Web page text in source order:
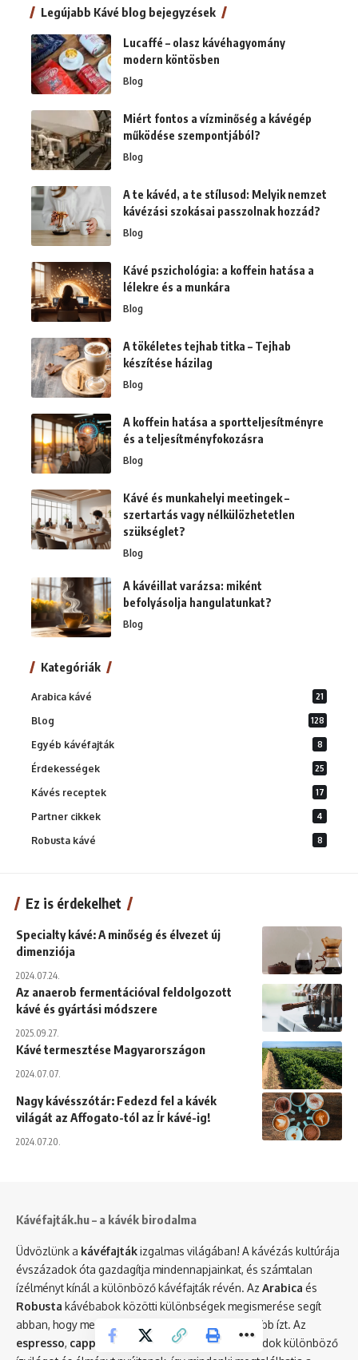
Legújabb Kávé blog bejegyzések
Lucaffé – olasz kávéhagyomány
modern köntösben
Blog
Miért fontos a vízminőség a kávégép
működése szempontjából?
Blog
A te kávéd, a te stílusod: Melyik nemzet
kávézási szokásai passzolnak hozzád?
Blog
Kávé pszichológia: a koffein hatása a
lélekre és a munkára
Blog
A tökéletes tejhab titka – Tejhab
készítése házilag
Blog
A koffein hatása a sportteljesítményre
és a teljesítményfokozásra
Blog
Kávé és munkahelyi meetingek –
szertartás vagy nélkülözhetetlen
szükséglet?
Blog
A kávéillat varázsa: miként
befolyásolja hangulatunkat?
Blog
Kategóriák
Arabica kávé 21
Blog 128
Egyéb kávéfajták 8
Érdekességek 25
Kávés receptek 17
Partner cikkek 4
Robusta kávé 8
Ez is érdekelhet
Specialty kávé: A minőség és élvezet új
dimenziója
2024.07.24.
Az anaerob fermentációval feldolgozott
kávé és gyártási módszere
2025.09.27.
Kávé termesztése Magyarországon
2024.07.07.
Nagy kávésszótár: Fedezd fel a kávék
világát az Affogato-tól az Ír kávé-ig!
2024.07.20.
Kávéfajták.hu – a kávék birodalma
Üdvözlünk a kávéfajtákizgalmas világában! A kávézás kultúrája
évszázadok óta gazdagítja mindennapjainkat, és számtalan
ízélményt kínál a különböző kávéfajták révén. Az Arabica és
Robusta kávébabok közötti különbségek megismerése segít
abban, hogy megtaláld a számodra legmegfelelőbb ízt. Az
espresso, cappuccino vagy latte
elkészítési módok különböző